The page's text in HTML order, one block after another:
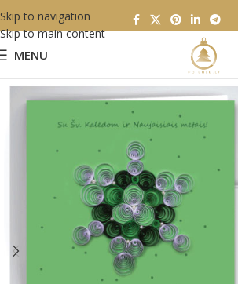
Skip to navigation
Skip to main content
MENU